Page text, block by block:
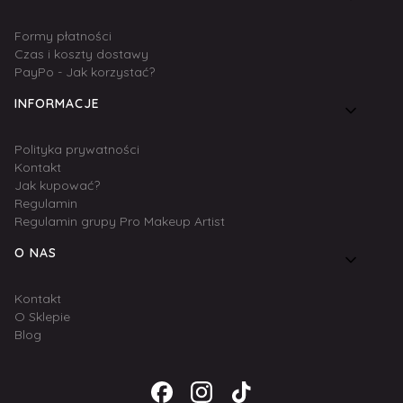
Formy płatności
Czas i koszty dostawy
PayPo - Jak korzystać?
INFORMACJE
Polityka prywatności
Kontakt
Jak kupować?
Regulamin
Regulamin grupy Pro Makeup Artist
O NAS
Kontakt
O Sklepie
Blog